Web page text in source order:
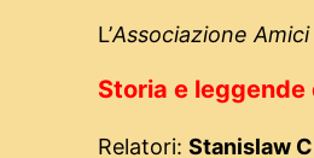
L’Associazione
Storia e
Relatori: Stanislaw